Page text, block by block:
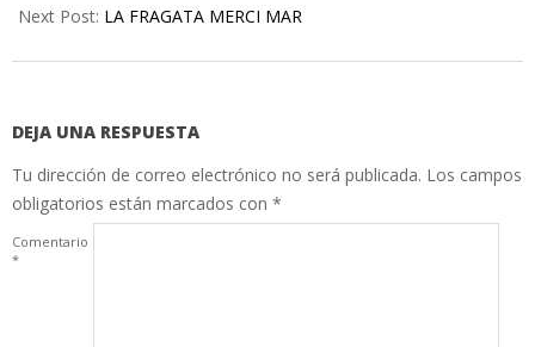
Next Post: LA FRAGATA MERCI MAR
DEJA UNA RESPUESTA
Tu dirección de correo electrónico no será publicada. Los campos
obligatorios están marcados con *
Comentario
*